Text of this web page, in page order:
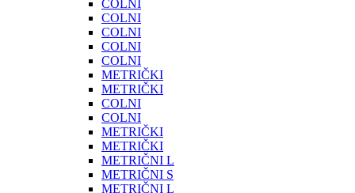
COLNI
COLNI
COLNI
COLNI
COLNI
METRIČKI
METRIČKI
COLNI
COLNI
METRIČKI
METRIČKI
METRIČNI L
METRIČNI S
METRIČNI L